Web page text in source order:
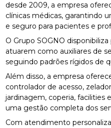
desde 2009, a empresa
clínicas médicas, garantindo
e seguro para pacientes e
O Grupo SOGNO
atuarem como auxiliares de
seguindo padrões rígidos de
Além disso, a empresa
controlador de acesso,
jardinagem, coperia, facilities
uma gestão completa dos
Com atendimento